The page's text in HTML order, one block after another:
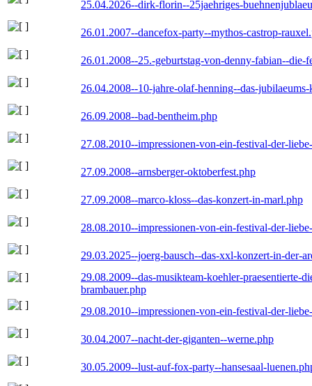
25.04.2026--dirk-florin--25jaehriges-
26.01.2007--dancefox-party--mythos-castrop-
26.01.2008--25.-geburtstag-von-denny-fabian--die-
26.04.2008--10-jahre-olaf-henning--das-
26.09.2008--bad-bentheim.php
27.08.2010--impressionen-von-ein-festival-der-
27.09.2008--arnsberger-oktoberfest.php
27.09.2008--marco-kloss--das-konzert-in-marl.php
28.08.2010--impressionen-von-ein-festival-der-
29.03.2025--joerg-bausch--das-xxl-konzert-in-der-
29.08.2009--das-musikteam-koehler-praesentierte-
brambauer.php
29.08.2010--impressionen-von-ein-festival-der-
30.04.2007--nacht-der-giganten--werne.php
30.05.2009--lust-auf-fox-party--hansesaal-